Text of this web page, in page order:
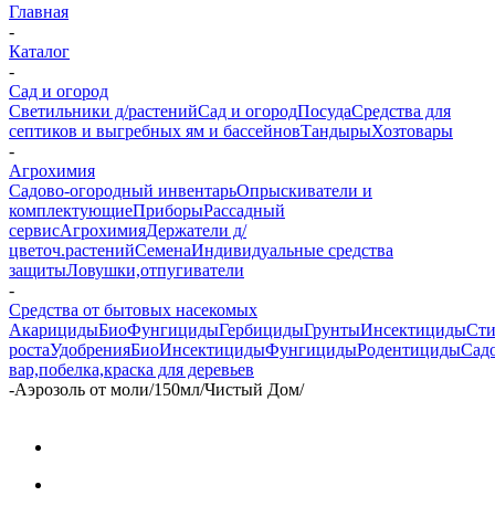
Главная
-
Каталог
-
Сад и огород
Светильники д/растенийСад и огородПосудаСредства для
септиков и выгребных ям и бассейновТандырыХозтовары
-
Агрохимия
Садово-огородный инвентарьОпрыскиватели и
комплектующиеПриборыРассадный
сервисАгрохимияДержатели д/
цветоч.растенийСеменаИндивидуальные средства
защитыЛовушки,отпугиватели
-
Средства от бытовых насекомых
АкарицидыБиоФунгицидыГербицидыГрунтыИнсектициды
ростаУдобренияБиоИнсектицидыФунгицидыРодентициды
вар,побелка,краска для деревьев
-Аэрозоль от моли/150мл/Чистый Дом/